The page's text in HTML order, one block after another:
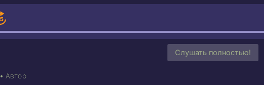
Слушать полностью!
• Автор